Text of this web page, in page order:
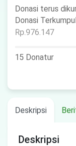
Donasi terus
Donasi Terkumpul
Rp.976.147
15 Donatur
Deskripsi
Deskripsi